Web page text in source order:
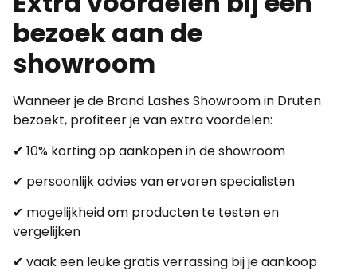
bezoek aan de
showroom
Wanneer je de Brand Lashes Showroom in Druten
bezoekt, profiteer je van extra voordelen:
✔ 10% korting op aankopen in de showroom
✔ persoonlijk advies van ervaren specialisten
✔ mogelijkheid om producten te testen en
vergelijken
✔ vaak een leuke gratis verrassing bij je aankoop